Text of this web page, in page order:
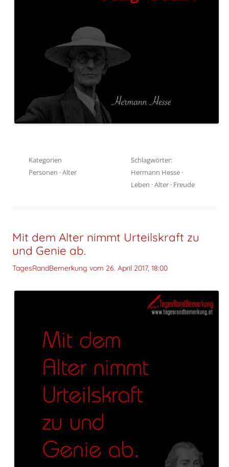
Kategorien
Personen ·Alter
Schlagwörter:
Hermann Hesse ·
Leben ·Alter · Freude
Mit dem Alter nimmt Urteilskraft zu
und Genie ab.
TagesRandBemerkung vom 26. April 2017, 18:00